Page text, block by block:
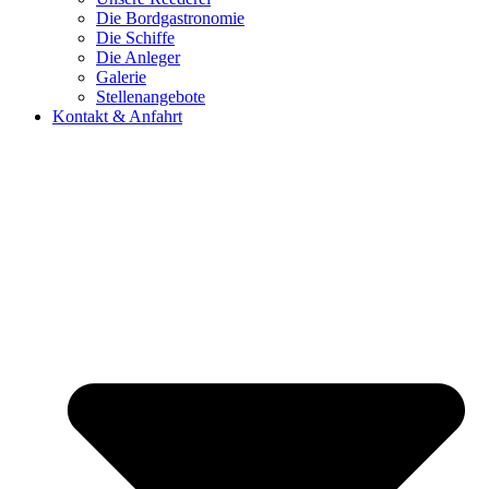
Die Bordgastronomie
Die Schiffe
Die Anleger
Galerie
Stellenangebote
Kontakt & Anfahrt